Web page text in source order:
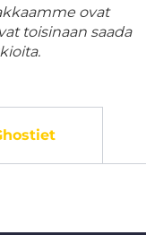
ovat
toisinaan saada